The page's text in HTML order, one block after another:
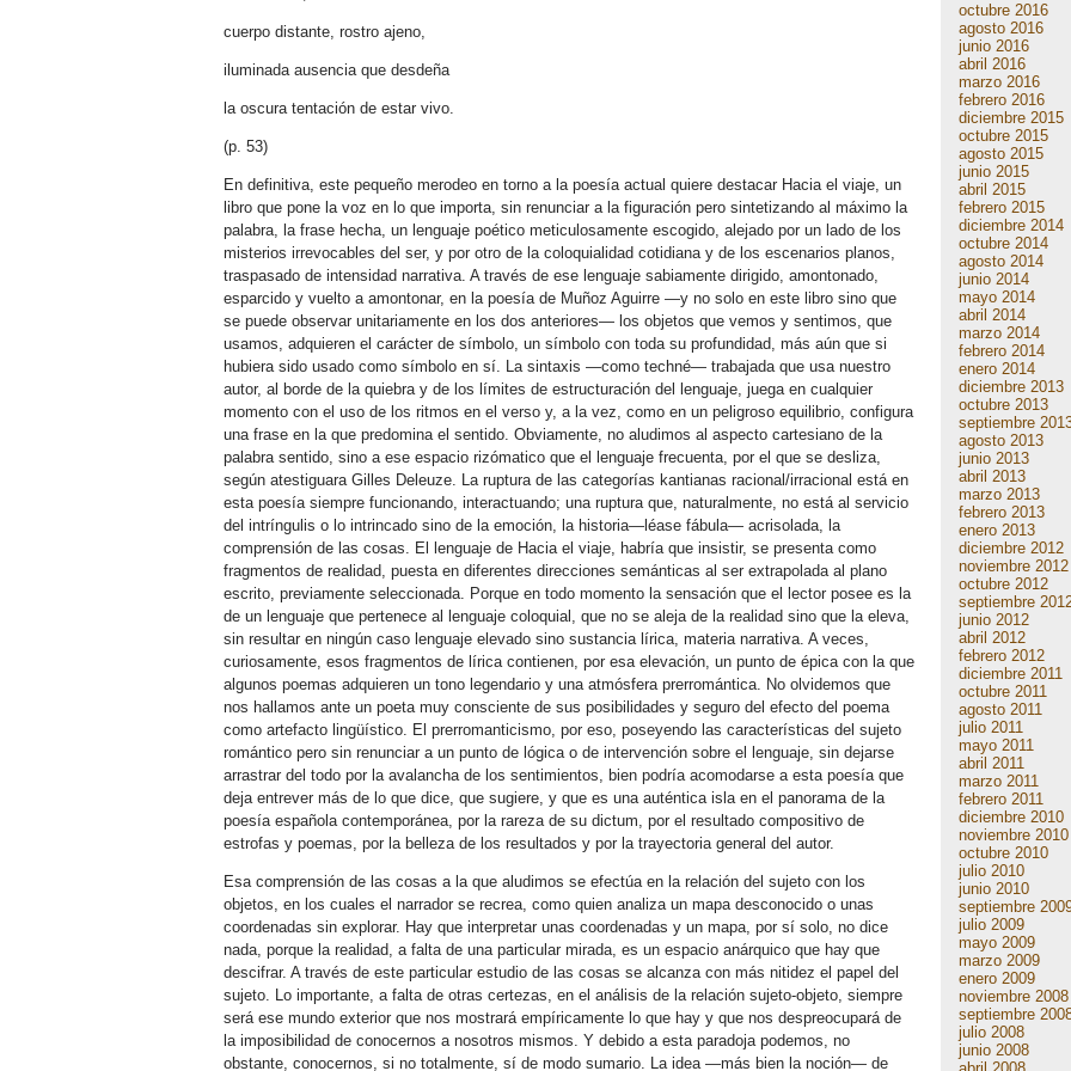
cuerpo distante, rostro ajeno,
iluminada ausencia que desdeña
la oscura tentación de estar vivo.
(p. 53)
En definitiva, este pequeño merodeo en torno a la poesía actual quiere destacar Hacia el viaje, un
libro que pone la voz en lo que importa, sin renunciar a la figuración pero sintetizando al máximo la
palabra, la frase hecha, un lenguaje poético meticulosamente escogido, alejado por un lado de los
misterios irrevocables del ser, y por otro de la coloquialidad cotidiana y de los escenarios planos,
traspasado de intensidad narrativa. A través de ese lenguaje sabiamente dirigido, amontonado,
esparcido y vuelto a amontonar, en la poesía de Muñoz Aguirre —y no solo en este libro sino que
se puede observar unitariamente en los dos anteriores— los objetos que vemos y sentimos, que
usamos, adquieren el carácter de símbolo, un símbolo con toda su profundidad, más aún que si
hubiera sido usado como símbolo en sí. La sintaxis —como techné— trabajada que usa nuestro
autor, al borde de la quiebra y de los límites de estructuración del lenguaje, juega en cualquier
momento con el uso de los ritmos en el verso y, a la vez, como en un peligroso equilibrio, configura
una frase en la que predomina el sentido. Obviamente, no aludimos al aspecto cartesiano de la
palabra sentido, sino a ese espacio rizómatico que el lenguaje frecuenta, por el que se desliza,
según atestiguara Gilles Deleuze. La ruptura de las categorías kantianas racional/irracional está en
esta poesía siempre funcionando, interactuando; una ruptura que, naturalmente, no está al servicio
del intríngulis o lo intrincado sino de la emoción, la historia—léase fábula— acrisolada, la
comprensión de las cosas. El lenguaje de Hacia el viaje, habría que insistir, se presenta como
fragmentos de realidad, puesta en diferentes direcciones semánticas al ser extrapolada al plano
escrito, previamente seleccionada. Porque en todo momento la sensación que el lector posee es la
de un lenguaje que pertenece al lenguaje coloquial, que no se aleja de la realidad sino que la eleva,
sin resultar en ningún caso lenguaje elevado sino sustancia lírica, materia narrativa. A veces,
curiosamente, esos fragmentos de lírica contienen, por esa elevación, un punto de épica con la que
algunos poemas adquieren un tono legendario y una atmósfera prerromántica. No olvidemos que
nos hallamos ante un poeta muy consciente de sus posibilidades y seguro del efecto del poema
como artefacto lingüístico. El prerromanticismo, por eso, poseyendo las características del sujeto
romántico pero sin renunciar a un punto de lógica o de intervención sobre el lenguaje, sin dejarse
arrastrar del todo por la avalancha de los sentimientos, bien podría acomodarse a esta poesía que
deja entrever más de lo que dice, que sugiere, y que es una auténtica isla en el panorama de la
poesía española contemporánea, por la rareza de su dictum, por el resultado compositivo de
estrofas y poemas, por la belleza de los resultados y por la trayectoria general del autor.
Esa comprensión de las cosas a la que aludimos se efectúa en la relación del sujeto con los
objetos, en los cuales el narrador se recrea, como quien analiza un mapa desconocido o unas
coordenadas sin explorar. Hay que interpretar unas coordenadas y un mapa, por sí solo, no dice
nada, porque la realidad, a falta de una particular mirada, es un espacio anárquico que hay que
descifrar. A través de este particular estudio de las cosas se alcanza con más nitidez el papel del
sujeto. Lo importante, a falta de otras certezas, en el análisis de la relación sujeto-objeto, siempre
será ese mundo exterior que nos mostrará empíricamente lo que hay y que nos despreocupará de
la imposibilidad de conocernos a nosotros mismos. Y debido a esta paradoja podemos, no
obstante, conocernos, si no totalmente, sí de modo sumario. La idea —más bien la noción— de
octubre 2016
agosto 2016
junio 2016
abril 2016
marzo 2016
febrero 2016
diciembre 2015
octubre 2015
agosto 2015
junio 2015
abril 2015
febrero 2015
diciembre 2014
octubre 2014
agosto 2014
junio 2014
mayo 2014
abril 2014
marzo 2014
febrero 2014
enero 2014
diciembre 2013
octubre 2013
septiembre
agosto 2013
junio 2013
abril 2013
marzo 2013
febrero 2013
enero 2013
diciembre 2012
noviembre 2012
octubre 2012
septiembre
junio 2012
abril 2012
febrero 2012
diciembre 2011
octubre 2011
agosto 2011
julio 2011
mayo 2011
abril 2011
marzo 2011
febrero 2011
diciembre 2010
noviembre 2010
octubre 2010
julio 2010
junio 2010
septiembre
julio 2009
mayo 2009
marzo 2009
enero 2009
noviembre 2008
septiembre
julio 2008
junio 2008
abril 2008